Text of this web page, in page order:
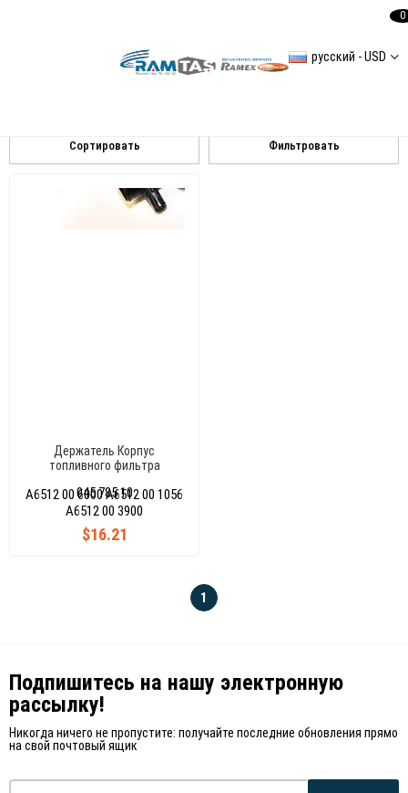
русский - USD
0
Фильтровать
Сортировать
Держатель Корпус
топливного фильтра
045 785 10
$16.21
A6512 00 6000 A6512 00 1056
A6512 00 3900
1
Подпишитесь на нашу электронную
рассылку!
Никогда ничего не пропустите: получайте последние обновления прямо
на свой почтовый ящик